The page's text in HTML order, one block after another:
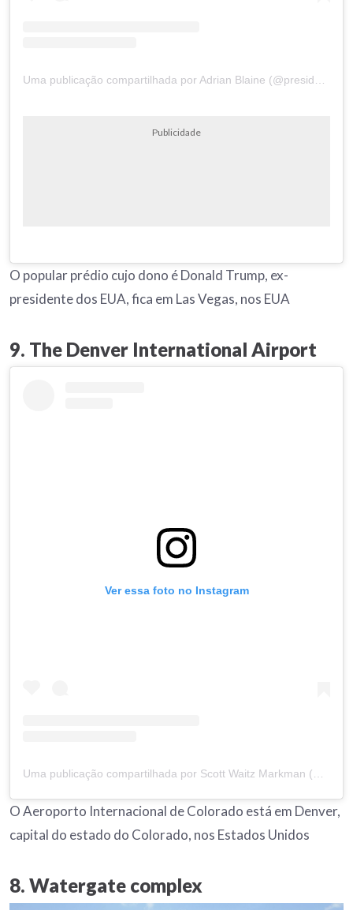
Publicidade
O popular prédio cujo dono é Donald Trump, ex-
presidente dos EUA, fica em Las Vegas, nos EUA
9. The Denver International Airport
Ver essa foto no Instagram
Uma publicação compartilhada por Scott Waitz Markman (@scottmarkman)
O Aeroporto Internacional de Colorado está em Denver,
capital do estado do Colorado, nos Estados Unidos
8. Watergate complex